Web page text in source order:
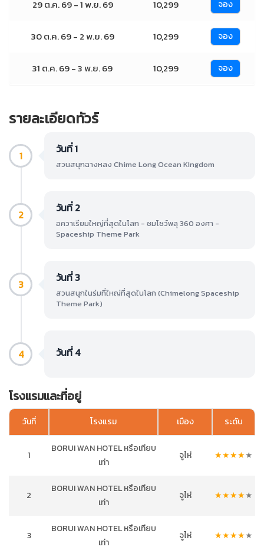
29 ต.ค. 69 - 1 พ.ย. 69 10,299 จอง
30 ต.ค. 69 - 2 พ.ย. 69 10,299 จอง
31 ต.ค. 69 - 3 พ.ย. 69 10,299 จอง
รายละเอียดทัวร์
1 วันที่ 1
สวนสนุกฉางหลง Chime Long Ocean Kingdom
2 วันที่ 2
อควาเรียมใหญ่ที่สุดในโลก - ชมโชว์พลุ 360 องศา -
Spaceship Theme Park
3 วันที่ 3
สวนสนุกในร่มที่ใหญ่ที่สุดในโลก (Chimelong Spaceship
Theme Park)
4 วันที่ 4
โรงแรมและที่อยู่
วันที่ โรงแรม เมือง ระดับ
1
BORUI WAN HOTEL หรือเทียบ
เท่า
จูไห่ ★★★★★
2
BORUI WAN HOTEL หรือเทียบ
เท่า
จูไห่ ★★★★★
3
BORUI WAN HOTEL หรือเทียบ
เท่า
จูไห่ ★★★★★